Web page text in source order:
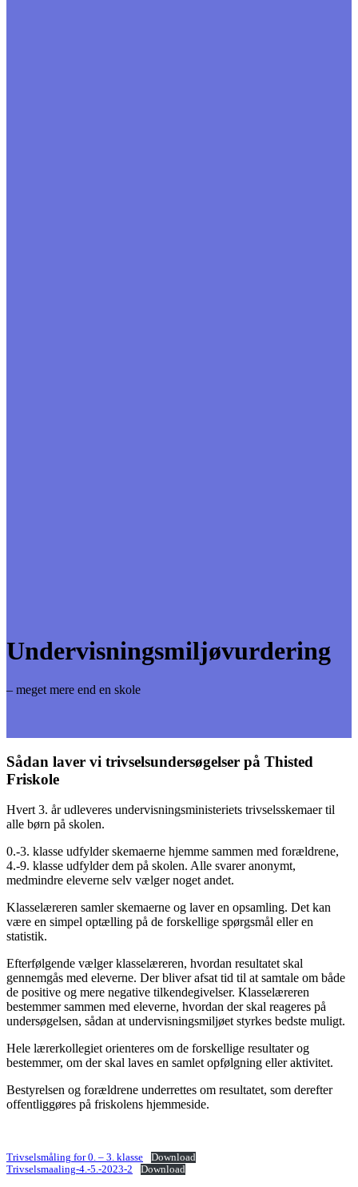
Undervisningsmiljøvurdering
– meget mere end en skole
Sådan laver vi trivselsundersøgelser på Thisted
Friskole
Hvert 3. år udleveres undervisningsministeriets trivselsskemaer til
alle børn på skolen.
0.-3. klasse udfylder skemaerne hjemme sammen med forældrene,
4.-9. klasse udfylder dem på skolen. Alle svarer anonymt,
medmindre eleverne selv vælger noget andet.
Klasselæreren samler skemaerne og laver en opsamling. Det kan
være en simpel optælling på de forskellige spørgsmål eller en
statistik.
Efterfølgende vælger klasselæreren, hvordan resultatet skal
gennemgås med eleverne. Der bliver afsat tid til at samtale om både
de positive og mere negative tilkendegivelser. Klasselæreren
bestemmer sammen med eleverne, hvordan der skal reageres på
undersøgelsen, sådan at undervisningsmiljøet styrkes bedste muligt.
Hele lærerkollegiet orienteres om de forskellige resultater og
bestemmer, om der skal laves en samlet opfølgning eller aktivitet.
Bestyrelsen og forældrene underrettes om resultatet, som derefter
offentliggøres på friskolens hjemmeside.
Trivselsmåling for 0. – 3. klasse
Download
Trivselsmaaling-4.-5.-2023-2
Download